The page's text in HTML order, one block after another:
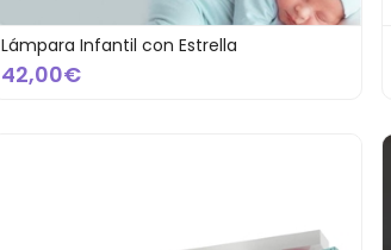
Lámpara Infantil con Estrella
42,00€